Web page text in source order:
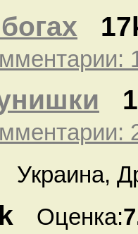
Украина,
Оценка: